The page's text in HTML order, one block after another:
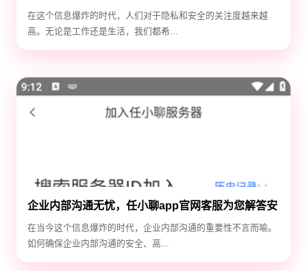
在这个信息爆炸的时代，人们对于隐私和安全的关注度越来越
高。无论是工作还是生活，我们都希...
企业内部沟通无忧，任小聊app官网客服为您解答安
全通讯疑问
在当今这个信息爆炸的时代，企业内部沟通的重要性不言而喻。
如何确保企业内部沟通的安全、高...